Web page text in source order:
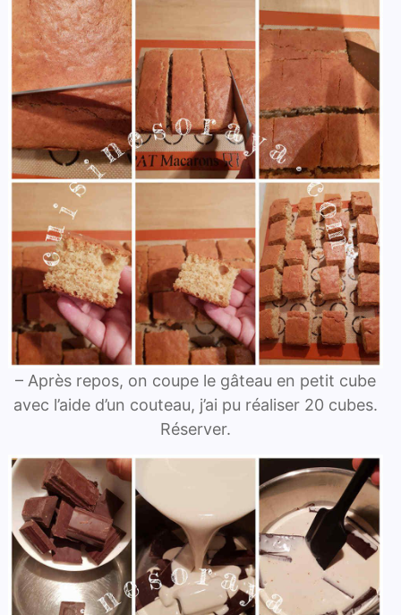
– Après repos, on coupe le gâteau en petit cube
avec l’aide d’un couteau, j’ai pu réaliser 20 cubes.
Réserver.